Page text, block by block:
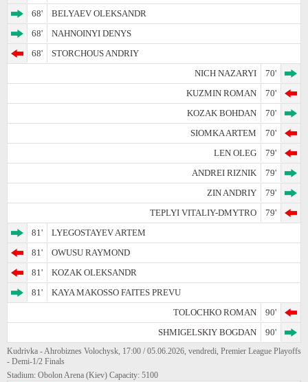
68'
BELYAEV OLEKSANDR
68'
NAHNOINYI DENYS
68'
STORCHOUS ANDRIY
NICH NAZARYI
70'
KUZMIN ROMAN
70'
KOZAK BOHDAN
70'
SIOMKA ARTEM
70'
LEN OLEG
79'
ANDREI RIZNIK
79'
ZIN ANDRIY
79'
TEPLYI VITALIY-DMYTRO
79'
81'
LYEGOSTAYEV ARTEM
81'
OWUSU RAYMOND
81'
KOZAK OLEKSANDR
81'
KAYA MAKOSSO FAITES PREVU
TOLOCHKO ROMAN
90'
SHMIGELSKIY BOGDAN
90'
Kudrivka - Ahrobiznes Volochysk, 17:00 / 05.06.2026, vendredi, Premier League Playoffs
- Demi-1/2 Finals
Stadium: Obolon Arena (Kiev) Capacity: 5100